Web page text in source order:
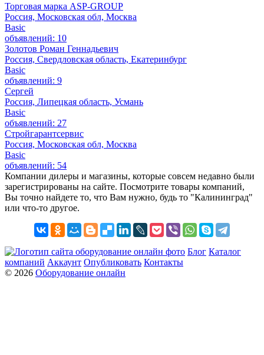
Торговая марка ASP-GROUP
Россия, Московская обл, Москва
Basic
объявлений: 10
Золотов Роман Геннадьевич
Россия, Свердловская область, Екатеринбург
Basic
объявлений: 9
Сергей
Россия, Липецкая область, Усмань
Basic
объявлений: 27
Стройгарантсервис
Россия, Московская обл, Москва
Basic
объявлений: 54
Компании дилеры и магазины, которые совсем недавно были
зарегистрированы на сайте. Посмотрите товары компаний,
Вы точно найдете то, что Вам нужно, будь то "Калининград"
или что-то другое.
Блог Каталог
компаний Аккаунт Опубликовать Контакты
© 2026 Оборудование онлайн